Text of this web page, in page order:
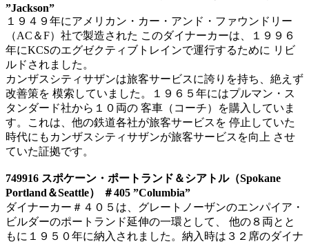
”Jackson”
１９４９年にアメリカン・カー・アンド・ファウンドリー
（AC＆F）社で製造された このダイナーカーは、１９９６
年にKCSのエグゼクティブトレインで運行するために リビ
ルドされました。
カンザスシティサザンは旅客サービスに誇りを持ち、絶えず
改善策を 模索していました。１９６５年にはプルマン・ス
タンダード社から１０両の 客車（コーチ）を購入していま
す。これは、他の鉄道各社が旅客サービスを 停止していた
時代にもカンザスシティサザンが旅客サービスを向上 させ
ていた証拠です。
749916 スポケーン・ポートランド＆シアトル（Spokane
Portland＆Seattle） ＃405 ”Columbia”
ダイナーカー＃４０５は、グレートノーザンのエンパイア・
ビルダーのポートランド延伸の一環として、 他の８両とと
もに１９５０年に納入されました。納入時は３２席のダイナ